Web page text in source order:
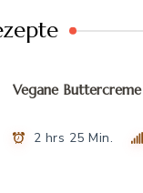
Vegane Buttercreme
2 hrs 25 Min.